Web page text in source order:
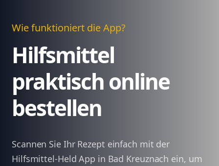
Wie funktioniert die App?
Hilfsmittel
praktisch online
bestellen
Scannen Sie Ihr Rezept einfach mit der
Hilfsmittel-Held App in Bad Kreuznach ein, um